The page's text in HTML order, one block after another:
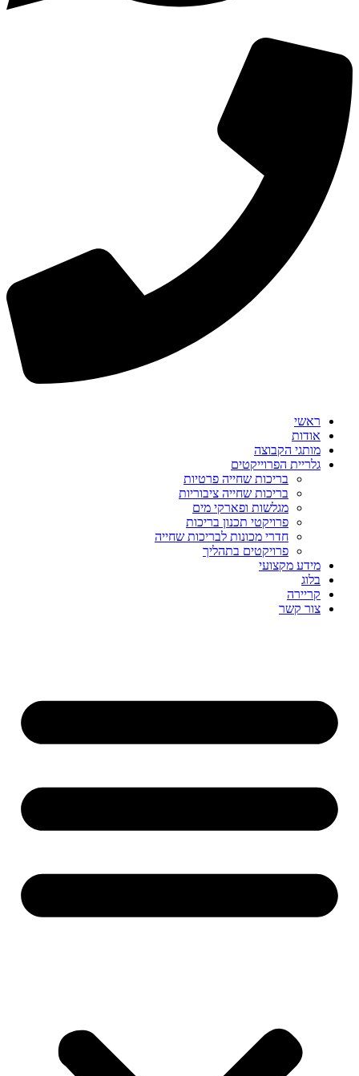
ראשי
אודות
מותגי הקבוצה
גלריית הפרוייקטים
בריכות שחייה פרטיות
בריכות שחייה ציבוריות
מגלשות ופארקי מים
פרויקטי תכנון בריכות
חדרי מכונות לבריכות שחייה
פרויקטים בתהליך
מידע מקצועי
בלוג
קריירה
צור קשר